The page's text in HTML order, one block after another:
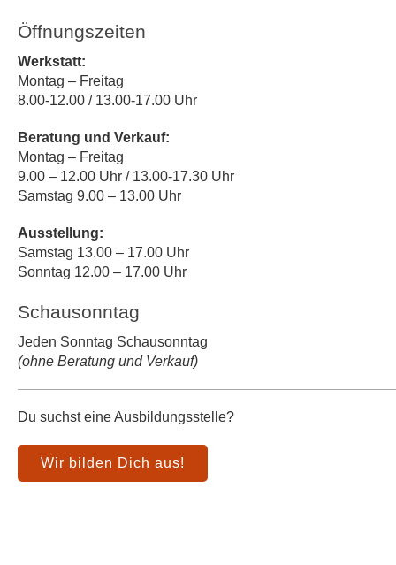
Öffnungszeiten
Werkstatt:
Montag – Freitag
8.00-12.00 / 13.00-17.00 Uhr
Beratung und Verkauf:
Montag – Freitag
9.00 – 12.00 Uhr / 13.00-17.30 Uhr
Samstag 9.00 – 13.00 Uhr
Ausstellung:
Samstag 13.00 – 17.00 Uhr
Sonntag 12.00 – 17.00 Uhr
Schausonntag
Jeden Sonntag Schausonntag
(ohne Beratung und Verkauf)
Du suchst eine Ausbildungsstelle?
Wir bilden Dich aus!